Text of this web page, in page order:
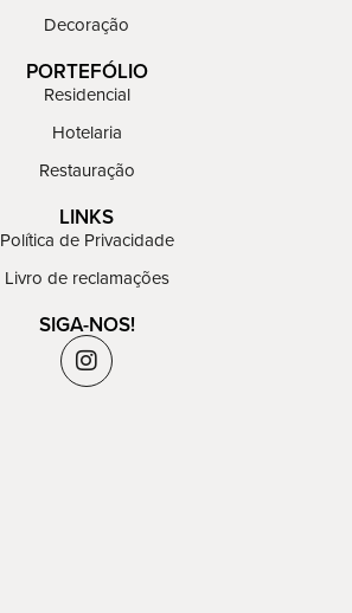
Decoração
PORTEFÓLIO
Residencial
Hotelaria
Restauração
LINKS
Política de Privacidade
Livro de reclamações
SIGA-NOS!